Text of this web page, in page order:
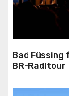
Bad Füssing
BR-Radltour